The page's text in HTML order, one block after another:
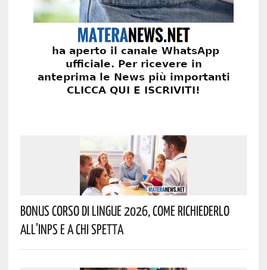
Bonus Corso Di Lingue 2026, Come Richiederlo
All’INPS E A Chi Spetta